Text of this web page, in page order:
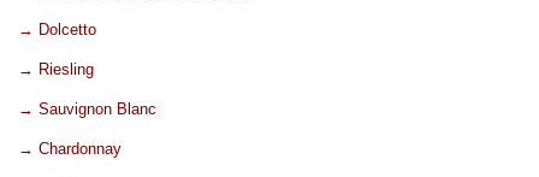
→ Dolcetto
→ Riesling
→ Sauvignon Blanc
→ Chardonnay